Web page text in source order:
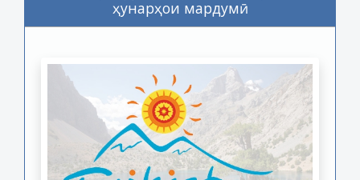
ҳунарҳои мардумӣ